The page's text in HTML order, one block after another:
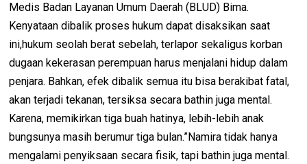
Medis Badan Layanan Umum Daerah (BLUD) Bima.
Kenyataan dibalik proses hukum dapat disaksikan saat
ini,hukum seolah berat sebelah, terlapor sekaligus korban
dugaan kekerasan perempuan harus menjalani hidup dalam
penjara. Bahkan, efek dibalik semua itu bisa berakibat fatal,
akan terjadi tekanan, tersiksa secara bathin juga mental.
Karena, memikirkan tiga buah hatinya, lebih-lebih anak
bungsunya masih berumur tiga bulan.”Namira tidak hanya
mengalami penyiksaan secara fisik, tapi bathin juga mental.